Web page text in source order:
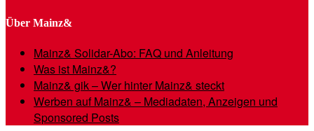
Über Mainz&
Mainz& Solidar-Abo: FAQ und Anleitung
Was ist Mainz&?
Mainz& gik – Wer hinter Mainz& steckt
Werben auf Mainz& – Mediadaten, Anzeigen und
Sponsored Posts